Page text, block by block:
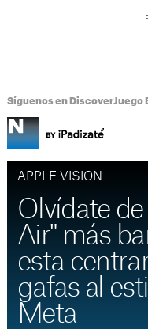
Síguenos en DiscoverJuego
APPLE VISION
Olvídate
Air" más
esta
gafas al
Meta